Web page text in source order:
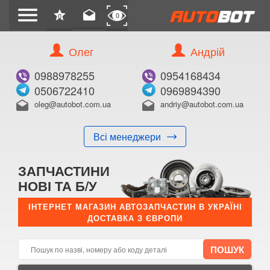
menu star
0 drafts 0
Олег
0988978255
0506722410
drafts oleg@autobot.com.ua
Всі менеджери
Андрій
0954168434
0969894390
drafts andriy@autobot.com.ua
ЗАПЧАСТИНИ
НОВІ ТА Б/У
ІНТЕРНЕТ МАГАЗИН АВТОЗАПЧАСТИН В УКРАЇНІ
ДОСТАВКА З ЄВРОПИ
КУПИТИ
Оригінальний номер:
Примітка:
E-mail:
Телефон: